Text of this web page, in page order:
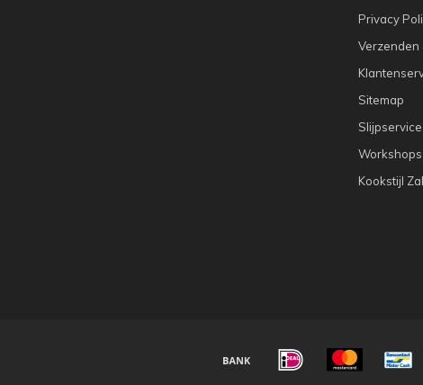
Privacy
Verzenden
Sitemap
Slijpservice
Kookstijl